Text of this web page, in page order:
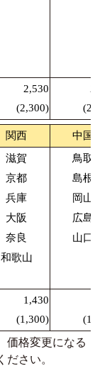
2,530
(2,300)
関西 中国
滋賀
京都
兵庫
大阪
奈良
和歌山
鳥取
島根
岡山
広島
山口
1,430
(1,300)
価格変更になる
さい。